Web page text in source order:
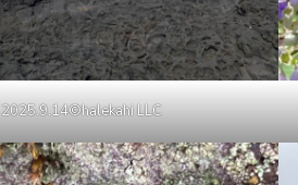
2025.9.14©halekahi LLC